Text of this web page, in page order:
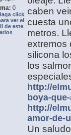
0
caben
cuesta
metros.
extremos
silicona
los
http://
boya-
http://
amor-de-
Un